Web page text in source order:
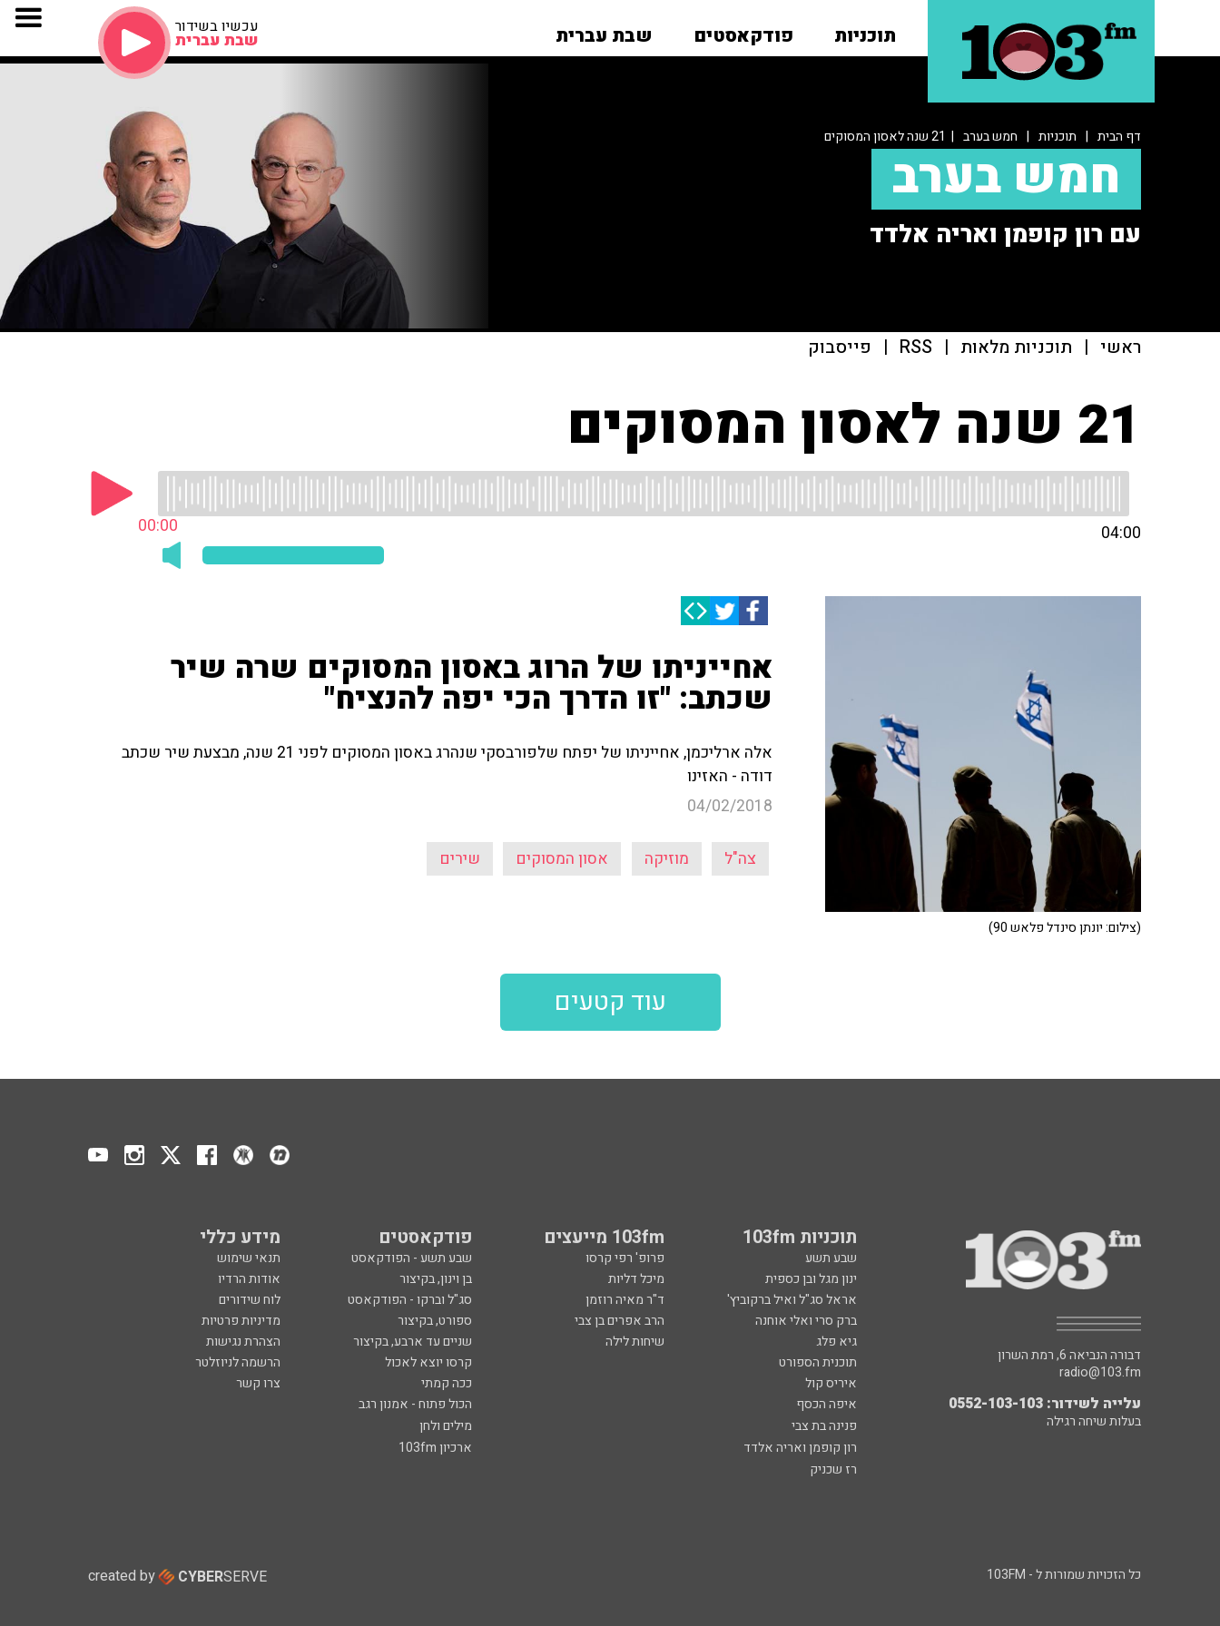
תוכניות פודקאסטים שבת עברית עכשיו בשידור
שבת עברית
דף הבית | תוכניות | חמש בערב | 21 שנה לאסון המסוקים
חמש בערב
עם רון קופמן ואריה אלדד
ראשי | תוכניות מלאות |
RSS
| פייסבוק
21 שנה לאסון המסוקים
00:00 04:00
אחייניתו של הרוג באסון המסוקים שרה שיר
שכתב: "זו הדרך הכי יפה להנציח"
אלה ארליכמן, אחייניתו של יפתח שלפורבסקי שנהרג באסון המסוקים לפני 21 שנה, מבצעת שיר שכתב
דודה - האזינו
04/02/2018
צה"ל מוזיקה אסון המסוקים שירים
(צילום: יונתן סינדל פלאש 90)
עוד קטעים
תוכניות 103fm 103fm מייעצים פודקאסטים מידע כללי
שבע תשע פרופ' רפי קרסו שבע תשע - הפודקאסט
תנאי שימוש
ינון מגל ובן כספית
מיכל דליות בן וינון, בקיצור
אודות הרדיו
אראל סג"ל ואיל ברקוביץ'
ד"ר מאיה רוזמן סג"ל וברקו - הפודקאסט
לוח שידורים
ברק סרי ואלי אוחנה
הרב אפרים בן צבי ספורט, בקיצור
מדיניות פרטיות
גיא פלג
שיחות לילה שניים עד ארבע, בקיצור
הצהרת נגישות
תוכנית הספורט
קרסו יוצא לאכול
הרשמה לניוזלטר
איריס קול
ככה קמתי
צרו קשר
איפה הכסף
הכול פתוח - אמנון רגב
פנינה בת צבי
מילים ולחן
רון קופמן ואריה אלדד
ארכיון 103fm
רז שכניק
דבורה הנביאה 6, רמת השרון
radio@103.fm
עלייה לשידור: 0552-103-103
בעלות שיחה רגילה
כל הזכויות שמורות ל - 103FM created by CYBERSERVE